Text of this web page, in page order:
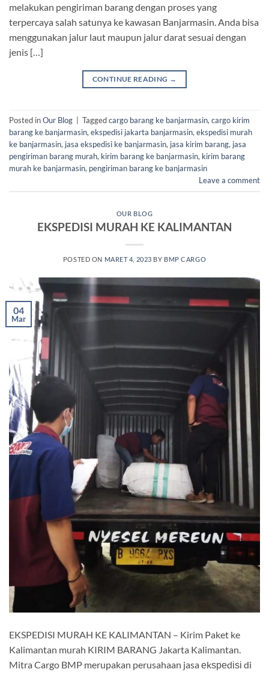
melakukan pengiriman barang dengan proses yang
terpercaya salah satunya ke kawasan Banjarmasin. Anda bisa
menggunakan jalur laut maupun jalur darat sesuai dengan
jenis […]
CONTINUE READING →
Posted inOur Blog Taggedcargo barang ke banjarmasin, cargo kirim
barang ke banjarmasin, ekspedisi jakarta banjarmasin, ekspedisi murah
ke banjarmasin, jasa ekspedisi ke banjarmasin, jasa kirim barang, jasa
pengiriman barang murah, kirim barang ke banjarmasin, kirim barang
murah ke banjarmasin, pengiriman barang ke banjarmasin
Leave a comment
OUR BLOG
EKSPEDISI MURAH KE KALIMANTAN
POSTED ON MARET 4, 2023 BY BMP CARGO
04
Mar
EKSPEDISI MURAH KE KALIMANTAN – Kirim Paket ke
Kalimantan murah KIRIM BARANG Jakarta Kalimantan.
Mitra Cargo BMP merupakan perusahaan jasa еkѕреdіѕі di